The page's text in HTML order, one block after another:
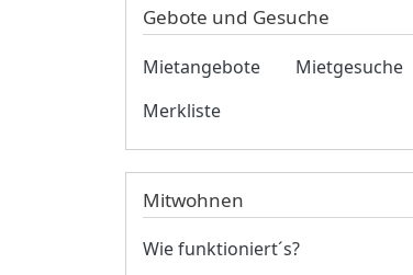
Gebote und Gesuche
Mietangebote
Mietgesuche
Merkliste
Mitwohnen
Wie funktioniert´s?